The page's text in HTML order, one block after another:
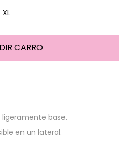
XL
base.
en un lateral.